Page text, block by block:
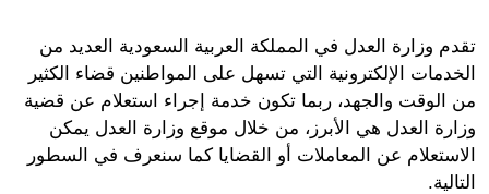
تقدم وزارة العدل في المملكة العربية السعودية العديد من
الخدمات الإلكترونية التي تسهل على المواطنين قضاء الكثير
من الوقت والجهد، ربما تكون خدمة إجراء استعلام عن قضية
وزارة العدل هي الأبرز، من خلال موقع وزارة العدل يمكن
الاستعلام عن المعاملات أو القضايا كما سنعرف في السطور
التالية.